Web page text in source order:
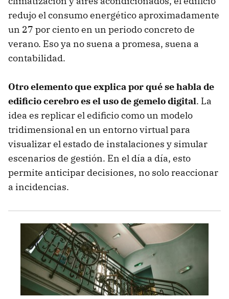
redujo el consumo energético aproximadamente
un 27 por ciento en un periodo concreto de
verano. Eso ya no suena a promesa, suena a
contabilidad.
Otro elemento que explica por qué se habla de
edificio cerebro es el uso de gemelo digital. La
idea es replicar el edificio como un modelo
tridimensional en un entorno virtual para
visualizar el estado de instalaciones y simular
escenarios de gestión. En el día a día, esto
permite anticipar decisiones, no solo reaccionar
a incidencias.